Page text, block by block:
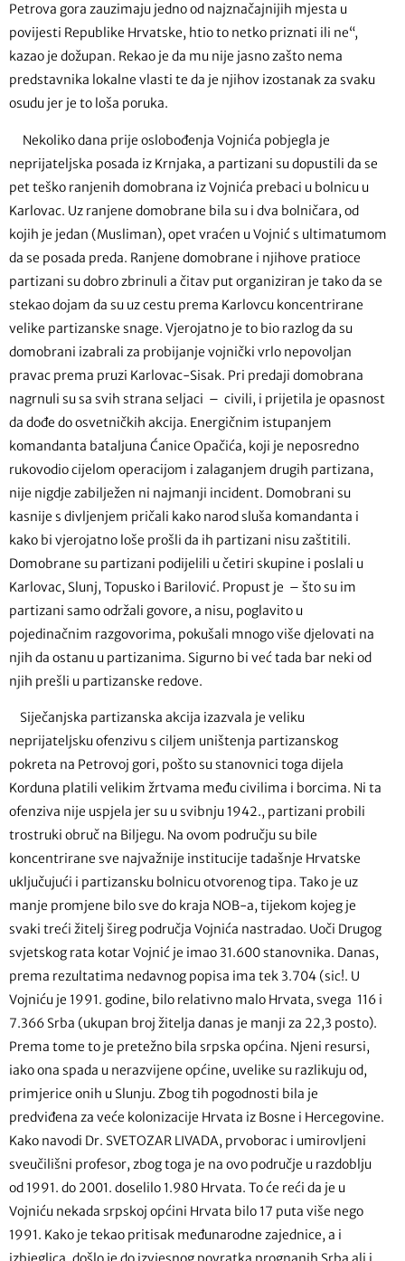
Petrova gora zauzimaju jedno od najznačajnijih mjesta u
povijesti Republike Hrvatske, htio to netko priznati ili ne“,
kazao je dožupan. Rekao je da mu nije jasno zašto nema
predstavnika lokalne vlasti te da je njihov izostanak za svaku
osudu jer je to loša poruka.
Nekoliko dana prije oslobođenja Vojnića pobjegla je
neprijateljska posada iz Krnjaka, a partizani su dopustili da se
pet teško ranjenih domobrana iz Vojnića prebaci u bolnicu u
Karlovac. Uz ranjene domobrane bila su i dva bolničara, od
kojih je jedan (Musliman), opet vraćen u Vojnić s ultimatumom
da se posada preda. Ranjene domobrane i njihove pratioce
partizani su dobro zbrinuli a čitav put organiziran je tako da se
stekao dojam da su uz cestu prema Karlovcu koncentrirane
velike partizanske snage. Vjerojatno je to bio razlog da su
domobrani izabrali za probijanje vojnički vrlo nepovoljan
pravac prema pruzi Karlovac-Sisak. Pri predaji domobrana
nagrnuli su sa svih strana seljaci – civili, i prijetila je opasnost
da dođe do osvetničkih akcija. Energičnim istupanjem
komandanta bataljuna Ćanice Opačića, koji je neposredno
rukovodio cijelom operacijom i zalaganjem drugih partizana,
nije nigdje zabilježen ni najmanji incident. Domobrani su
kasnije s divljenjem pričali kako narod sluša komandanta i
kako bi vjerojatno loše prošli da ih partizani nisu zaštitili.
Domobrane su partizani podijelili u četiri skupine i poslali u
Karlovac, Slunj, Topusko i Barilović. Propust je – što su im
partizani samo održali govore, a nisu, poglavito u
pojedinačnim razgovorima, pokušali mnogo više djelovati na
njih da ostanu u partizanima. Sigurno bi već tada bar neki od
njih prešli u partizanske redove.
Siječanjska partizanska akcija izazvala je veliku
neprijateljsku ofenzivu s ciljem uništenja partizanskog
pokreta na Petrovoj gori, pošto su stanovnici toga dijela
Korduna platili velikim žrtvama među civilima i borcima. Ni ta
ofenziva nije uspjela jer su u svibnju 1942., partizani probili
trostruki obruč na Biljegu. Na ovom području su bile
koncentrirane sve najvažnije institucije tadašnje Hrvatske
uključujući i partizansku bolnicu otvorenog tipa. Tako je uz
manje promjene bilo sve do kraja NOB-a, tijekom kojeg je
svaki treći žitelj šireg područja Vojnića nastradao. Uoči Drugog
svjetskog rata kotar Vojnić je imao 31.600 stanovnika. Danas,
prema rezultatima nedavnog popisa ima tek 3.704 (sic!. U
Vojniću je 1991. godine, bilo relativno malo Hrvata, svega 116 i
7.366 Srba (ukupan broj žitelja danas je manji za 22,3 posto).
Prema tome to je pretežno bila srpska općina. Njeni resursi,
iako ona spada u nerazvijene općine, uvelike su razlikuju od,
primjerice onih u Slunju. Zbog tih pogodnosti bila je
predviđena za veće kolonizacije Hrvata iz Bosne i Hercegovine.
Kako navodi Dr. SVETOZAR LIVADA, prvoborac i umirovljeni
sveučilišni profesor, zbog toga je na ovo područje u razdoblju
od 1991. do 2001. doselilo 1.980 Hrvata. To će reći da je u
Vojniću nekada srpskoj općini Hrvata bilo 17 puta više nego
1991. Kako je tekao pritisak međunarodne zajednice, a i